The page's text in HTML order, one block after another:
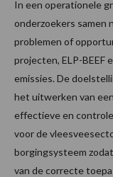
In een operationele
onderzoekers samen
problemen of
projecten, ELP-BEEF
emissies. De
het uitwerken van
effectieve en
voor de
borgingsysteem
van de correcte